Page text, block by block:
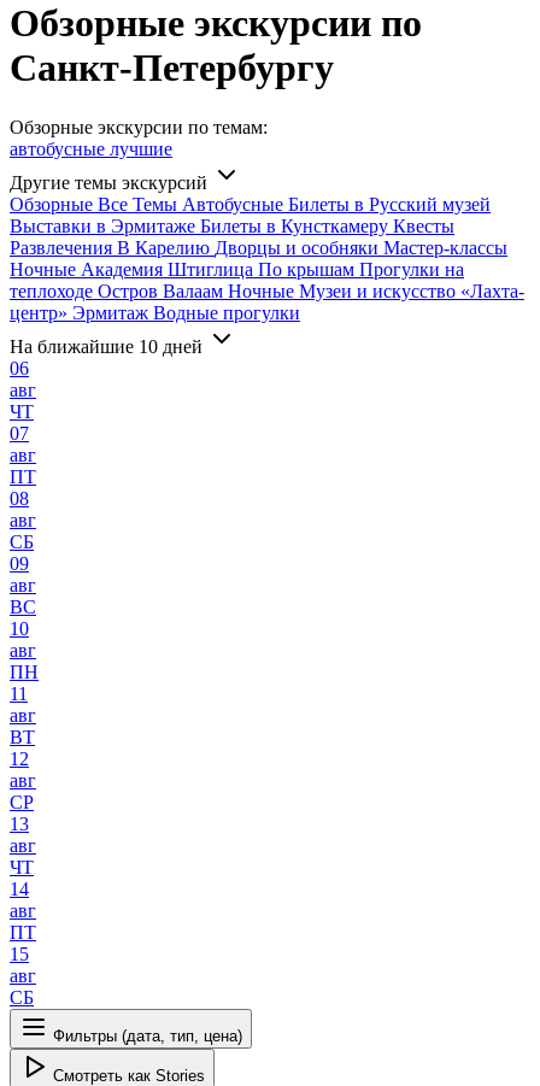
Обзорные экскурсии по
Санкт-Петербургу
Обзорные экскурсии по темам:
автобусные лучшие
Другие темы экскурсий
Обзорные Все Темы Автобусные Билеты в Русский музей
Выставки в Эрмитаже Билеты в Кунсткамеру Квесты
Развлечения В Карелию Дворцы и особняки Мастер-классы
Ночные Академия Штиглица По крышам Прогулки на
теплоходе Остров Валаам Ночные Музеи и искусство «Лахта-
центр» Эрмитаж Водные прогулки
На ближайшие 10 дней
06
авг
ЧТ
07
авг
ПТ
08
авг
СБ
09
авг
ВС
10
авг
ПН
11
авг
ВТ
12
авг
СР
13
авг
ЧТ
14
авг
ПТ
15
авг
СБ
Фильтры (дата, тип, цена)
Смотреть как Stories